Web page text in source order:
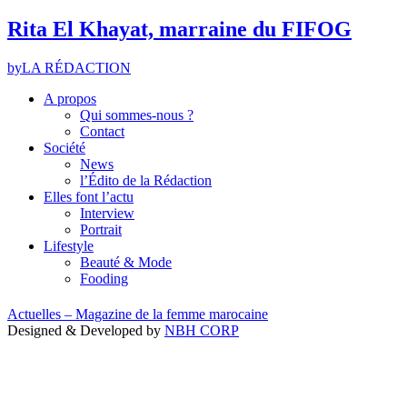
Rita El Khayat, marraine du FIFOG
byLA RÉDACTION
A propos
Qui sommes-nous ?
Contact
Société
News
l’Édito de la Rédaction
Elles font l’actu
Interview
Portrait
Lifestyle
Beauté & Mode
Fooding
Actuelles – Magazine de la femme marocaine
Designed & Developed by NBH CORP